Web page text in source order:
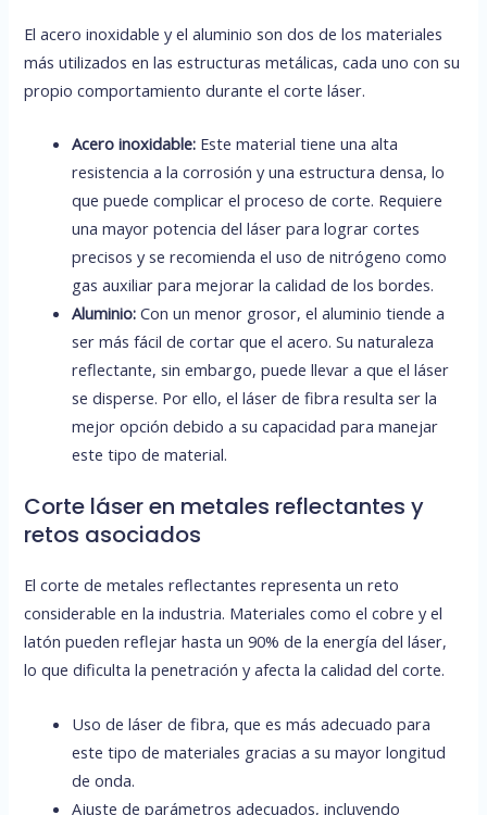
El acero inoxidable y el aluminio son dos de los materiales
más utilizados en las estructuras metálicas, cada uno con su
propio comportamiento durante el corte láser.
Acero inoxidable: Este material tiene una alta
resistencia a la corrosión y una estructura densa, lo
que puede complicar el proceso de corte. Requiere
una mayor potencia del láser para lograr cortes
precisos y se recomienda el uso de nitrógeno como
gas auxiliar para mejorar la calidad de los bordes.
Aluminio: Con un menor grosor, el aluminio tiende a
ser más fácil de cortar que el acero. Su naturaleza
reflectante, sin embargo, puede llevar a que el láser
se disperse. Por ello, el láser de fibra resulta ser la
mejor opción debido a su capacidad para manejar
este tipo de material.
Corte láser en metales reflectantes y
retos asociados
El corte de metales reflectantes representa un reto
considerable en la industria. Materiales como el cobre y el
latón pueden reflejar hasta un 90% de la energía del láser,
lo que dificulta la penetración y afecta la calidad del corte.
Uso de láser de fibra, que es más adecuado para
este tipo de materiales gracias a su mayor longitud
de onda.
Ajuste de parámetros adecuados, incluyendo